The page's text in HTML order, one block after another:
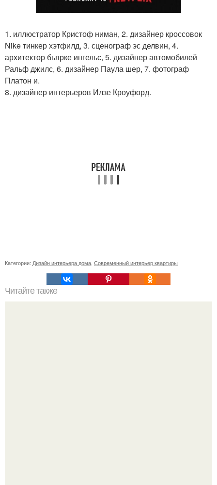
1. иллюстратор Кристоф ниман, 2. дизайнер кроссовок
Nike тинкер хэтфилд, 3. сценограф эс делвин, 4.
архитектор бьярке ингельс, 5. дизайнер автомобилей
Ральф джилс, 6. дизайнер Паула шер, 7. фотограф
Платон и.
8. дизайнер интерьеров Илзе Кроуфорд.
Категории: Дизайн интерьера дома Современный интерьер квартиры
Читайте также